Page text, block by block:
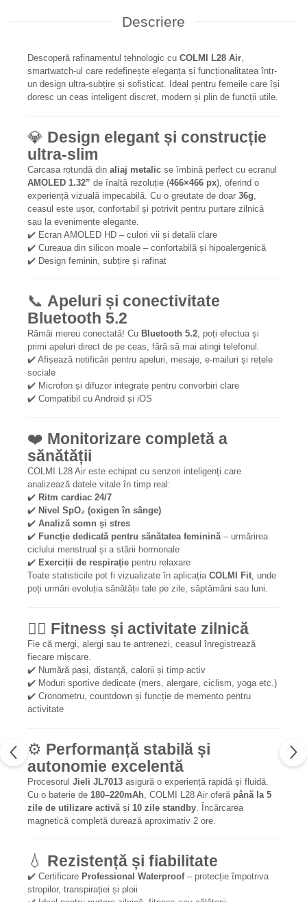
Descriere
Descoperă rafinamentul tehnologic cu COLMI L28 Air
smartwatch-ul care redefinește eleganța și funcționalitatea într-
un design ultra-subțire și sofisticat. Ideal pentru femeile care își
doresc un ceas inteligent discret, modern și plin de funcții utile.
💎 Design elegant și construcție
ultra-slim
Carcasa rotundă din aliaj metalic se îmbină perfect cu ecranul
AMOLED 1.32” de înaltă rezoluție (466×466 px), oferind o
experiență vizuală impecabilă. Cu o greutate de doar 36g
ceasul este ușor, confortabil și potrivit pentru purtare zilnică
sau la evenimente elegante.
✔️ Ecran AMOLED HD – culori vii și detalii clare
✔️ Cureaua din silicon moale – confortabilă și hipoalergenică
✔️ Design feminin, subțire și rafinat
📞 Apeluri și conectivitate
Bluetooth 5.2
Rămâi mereu conectată! Cu Bluetooth 5.2 , poți efectua și
primi apeluri direct de pe ceas, fără să mai atingi telefonul.
✔️ Afișează notificări pentru apeluri, mesaje, e-mailuri și rețele
sociale
✔️ Microfon și difuzor integrate pentru convorbiri clare
✔️ Compatibil cu Android și iOS
❤️ Monitorizare completă a
sănătății
COLMI L28 Air este echipat cu senzori inteligenți care
analizează datele vitale în timp real:
✔️ Ritm cardiac 24/7
✔️ Nivel SpO₂ (oxigen în sânge)
✔️ Analiză somn și stres
✔️ Funcție dedicată pentru sănătatea feminină – urmărirea
ciclului menstrual și a stării hormonale
✔️ Exerciții de respirație pentru relaxare
Toate statisticile pot fi vizualizate în aplicația COLMI Fit , unde
poți urmări evoluția sănătății tale pe zile, săptămâni sau luni.
🏃‍♀️ Fitness și activitate zilnică
Fie că mergi, alergi sau te antrenezi, ceasul înregistrează
fiecare mișcare.
✔️ Numără pași, distanță, calorii și timp activ
✔️ Moduri sportive dedicate (mers, alergare, ciclism, yoga etc.)
✔️ Cronometru, countdown și funcție de memento pentru
activitate
⚙️ Performanță stabilă și
autonomie excelentă
Procesorul Jieli JL7013 asigură o experiență rapidă și fluidă.
Cu o baterie de 180–220mAh , COLMI L28 Air oferă până la 5
zile de utilizare activă și 10 zile standby . Încărcarea
magnetică completă durează aproximativ 2 ore.
💧 Rezistență și fiabilitate
✔️ Certificare Professional Waterproof– protecție împotriva
stropilor, transpirației și ploii